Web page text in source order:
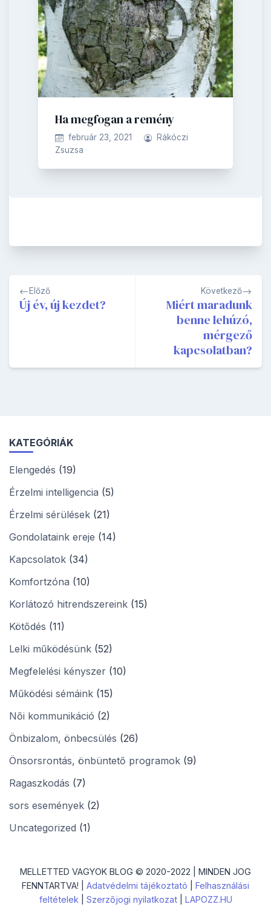
Ha megfogan a remény
február 23, 2021
Rákóczi
Zsuzsa
Bejegyzés
navigáció
Előző
Új év, új kezdet?
Következő
Miért maradunk
benne lehúzó,
mérgező
kapcsolatban?
KATEGÓRIÁK
Elengedés (19)
Érzelmi intelligencia (5)
Érzelmi sérülések (21)
Gondolataink ereje (14)
Kapcsolatok (34)
Komfortzóna (10)
Korlátozó hitrendszereink (15)
Kötődés (11)
Lelki működésünk (52)
Megfelelési kényszer (10)
Működési sémáink (15)
Női kommunikáció (2)
Önbizalom, önbecsülés (26)
Önsorsrontás, önbüntető programok (9)
Ragaszkodás (7)
sors események (2)
Uncategorized (1)
MELLETTED VAGYOK BLOG © 2020-2022 | MINDEN JOG
FENNTARTVA! | Adatvédelmi tájékoztató
Felhasználási
feltételek
Szerzőjogi nyilatkozat| LAPOZZ.HU